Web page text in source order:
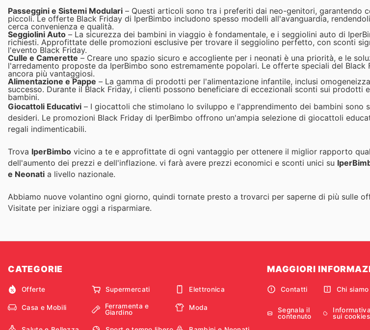
Passeggini e Sistemi Modulari – Questi articoli sono tra i preferiti dai neo-genitori, garantendo
piccoli. Le offerte Black Friday di IperBimbo includono spesso modelli all'avanguardia,
cerca convenienza e qualità.
Seggiolini Auto – La sicurezza dei bambini in viaggio è fondamentale, e i seggiolini auto di
richiesti. Approfittate delle promozioni esclusive per trovare il seggiolino perfetto, con sconti
l'evento Black Friday.
Culle e Camerette – Creare uno spazio sicuro e accogliente per i neonati è una priorità, e le
l'arredamento proposte da IperBimbo sono estremamente popolari. Le offerte speciali del Black
ancora più vantaggiosi.
Alimentazione e Pappe – La gamma di prodotti per l'alimentazione infantile, inclusi
successo. Durante il Black Friday, i clienti possono beneficiare di eccezionali sconti sui prodotti
bambini.
Giocattoli Educativi – I giocattoli che stimolano lo sviluppo e l'apprendimento dei bambini sono
desideri. Le promozioni Black Friday di IperBimbo offrono un'ampia selezione di giocattoli
regali indimenticabili.
Trova IperBimbo vicino a te e approfittate di ogni vantaggio per ottenere il miglior rapporto
dell'aumento dei prezzi e dell'inflazione. vi farà avere prezzi economici e sconti unici su
e Neonati a livello nazionale.
Abbiamo nuove volantino ogni giorno, quindi tornate presto a trovarci per saperne di più sulle
Visitate per iniziare oggi a risparmiare.
CATEGORIE
Offerte Supermercati Elettronica
Casa e Mobili
Ferramenta e
Giardino
Moda
MAGGIORI
Contatti Chi siamo
Segnala il
contenuto
Informativa
sui cookies